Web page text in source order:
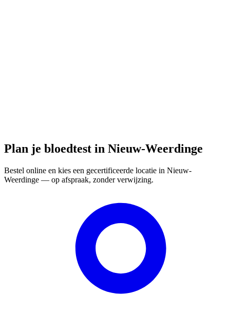
Plan je bloedtest in Nieuw-Weerdinge
Bestel online en kies een gecertificeerde locatie in Nieuw-
Weerdinge — op afspraak, zonder verwijzing.